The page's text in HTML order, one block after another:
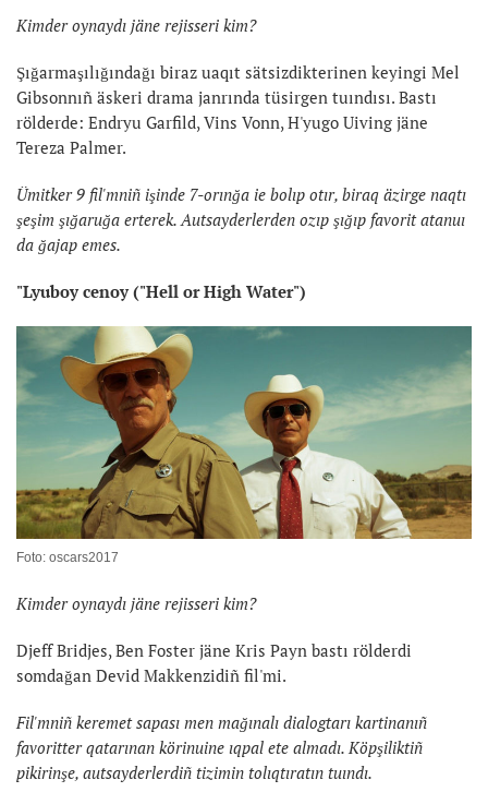
Kimder oynaydı jäne rejisseri kim?
Şığarmaşılığındağı biraz uaqıt sätsizdikterinen keyingi Mel
Gibsonnıñ äskeri drama janrında tüsirgen tuındısı. Bastı
rölderde: Endryu Garfild, Vins Vonn, H'yugo Uiving jäne
Tereza Palmer.
Ümitker 9 fil'mniñ işinde 7-orınğa ie bolıp otır, biraq äzirge naqtı
şeşim şığaruğa erterek. Autsayderlerden ozıp şığıp favorit atanuı
da ğajap emes.
"Lyuboy cenoy ("Hell or High Water")
Foto: oscars2017
Kimder oynaydı jäne rejisseri kim?
Djeff Bridjes, Ben Foster jäne Kris Payn bastı rölderdi
somdağan Devid Makkenzidiñ fil'mi.
Fil'mniñ keremet sapası men mağınalı dialogtarı kartinanıñ
favoritter qatarınan körinuine ıqpal ete almadı. Köpşiliktiñ
pikirinşe, autsayderlerdiñ tizimin tolıqtıratın tuındı.